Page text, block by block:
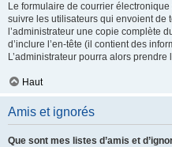
Le formulaire de courrier
suivre les utilisateurs qui envoient de
l’administrateur une copie complète
d’inclure l’en-tête (il contient des
L’administrateur pourra alors
Haut
Amis et ignorés
Que sont mes listes d’amis et